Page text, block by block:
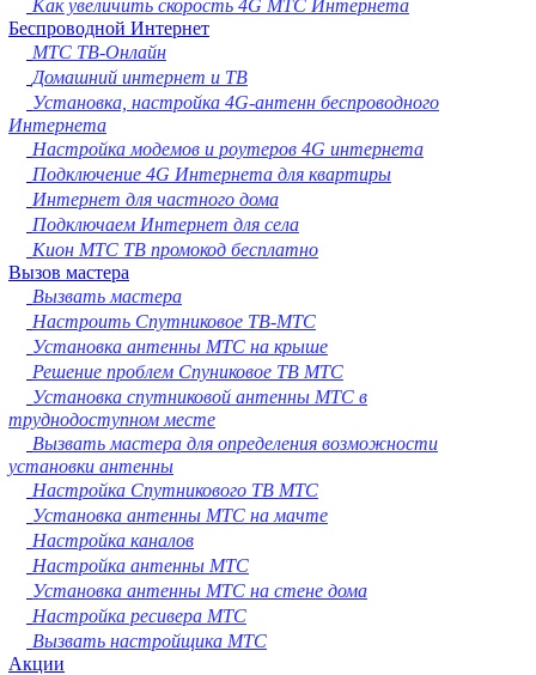
Тула
Калининград
Балашиха
Курск
Севастополь
Улан-Удэ
Ставрополь
Сочи
Тверь
Магнитогорск
Иваново
Брянск
Белгород
Сургут
Владимир
Нижний Тагил
Архангельск
Чита
Симферополь
Калуга
Смоленск
Волжский
Саранск
Курган
Череповец
Орёл
Как увеличить скорость 4G МТС Интернета
Беспроводной Интернет
МТС ТВ-Онлайн
Домашний интернет и ТВ
Установка, настройка 4G-антенн беспроводного
Интернета
Настройка модемов и роутеров 4G интернета
Подключение 4G Интернета для квартиры
Интернет для частного дома
Подключаем Интернет для села
Кион МТС ТВ промокод бесплатно
Вызов мастера
Вызвать мастера
Настроить Спутниковое ТВ-МТС
Установка антенны МТС на крыше
Решение проблем Спуниковое ТВ МТС
Установка спутниковой антенны МТС в
труднодоступном месте
Вызвать мастера для определения возможности
установки антенны
Настройка Спутникового ТВ МТС
Установка антенны МТС на мачте
Настройка каналов
Настройка антенны МТС
Установка антенны МТС на стене дома
Настройка ресивера МТС
Вызвать настройщика МТС
Акции